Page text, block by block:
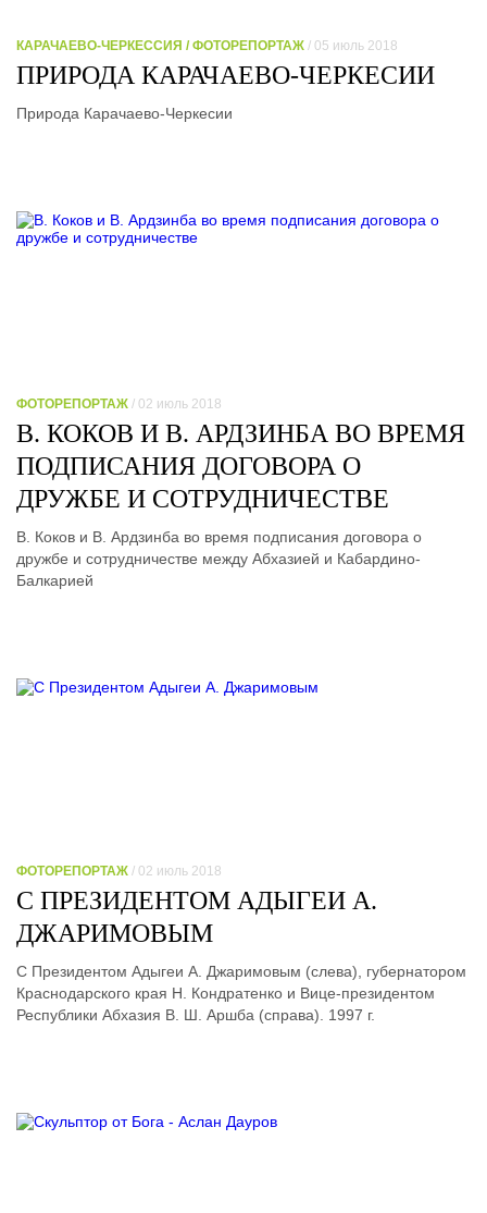
КАРАЧАЕВО-ЧЕРКЕССИЯ / ФОТОРЕПОРТАЖ / 05 июль 2018
ПРИРОДА КАРАЧАЕВО-ЧЕРКЕСИИ
Природа Карачаево-Черкесии
ФОТОРЕПОРТАЖ / 02 июль 2018
В. КОКОВ И В. АРДЗИНБА ВО ВРЕМЯ
ПОДПИСАНИЯ ДОГОВОРА О
ДРУЖБЕ И СОТРУДНИЧЕСТВЕ
В. Коков и В. Ардзинба во время подписания договора о
дружбе и сотрудничестве между Абхазией и Кабардино-
Балкарией
ФОТОРЕПОРТАЖ / 02 июль 2018
С ПРЕЗИДЕНТОМ АДЫГЕИ А.
ДЖАРИМОВЫМ
С Президентом Адыгеи А. Джаримовым (слева), губернатором
Краснодарского края Н. Кондратенко и Вице-президентом
Республики Абхазия В. Ш. Аршба (справа). 1997 г.